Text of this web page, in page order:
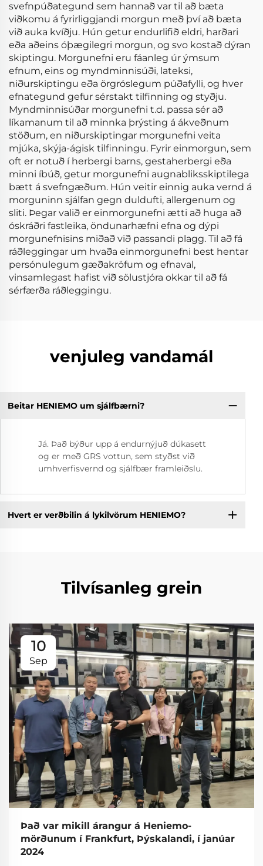
svefnpúðategund sem hannað var til að bæta
viðkomu á fyrirliggjandi morgun með því að bæta
við auka kvíðju. Hún getur endurlifið eldri, harðari
eða aðeins óþægilegri morgun, og svo kostað dýran
skiptingu. Morgunefni eru fáanleg úr ýmsum
efnum, eins og myndminnisúði, lateksi,
niðurskiptingu eða örgróslegum púðafylli, og hver
efnategund gefur sérstakt tilfinning og styðju.
Myndminnisúðar morgunefni t.d. passa sér að
líkamanum til að minnka þrýsting á ákveðnum
stöðum, en niðurskiptingar morgunefni veita
mjúka, skýja-ágisk tilfinningu. Fyrir einmorgun, sem
oft er notuð í herbergi barns, gestaherbergi eða
minni íbúð, getur morgunefni augnabliksskiptilega
bætt á svefngæðum. Hún veitir einnig auka vernd á
morguninn sjálfan gegn duldufti, allergenum og
sliti. Þegar valið er einmorgunefni ætti að huga að
óskráðri fastleika, öndunarhæfni efna og dýpi
morgunefnisins miðað við passandi plagg. Til að fá
ráðleggingar um hvaða einmorgunefni best hentar
persónulegum gæðakröfum og efnaval,
vinsamlegast hafist við sölustjóra okkar til að fá
sérfærða ráðleggingu.
venjuleg vandamál
Beitar HENIEMO um sjálfbærni?
Já. Það býður upp á endurnýjuð dúkasett
og er með GRS vottun, sem styðst við
umhverfisvernd og sjálfbær framleiðslu.
Hvert er verðbilin á lykilvörum HENIEMO?
Tilvísanleg grein
10
Sep
Það var mikill árangur á Heniemo-
mörðunum í Frankfurt, Þýskalandi, í janúar
2024